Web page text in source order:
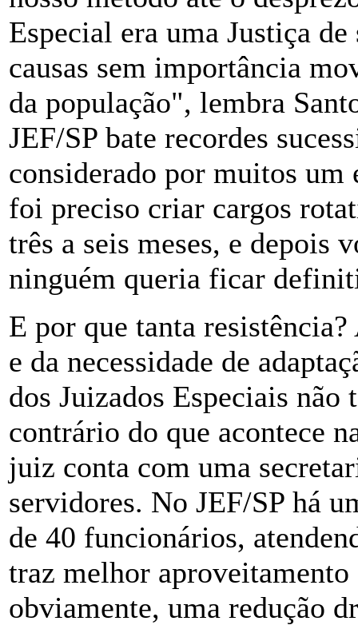
Especial era uma Justiça
causas sem importância
da população", lembra
JEF/SP bate recordes
considerado por muitos
foi preciso criar cargos
três a seis meses, e depois
ninguém queria ficar
E por que tanta
e da necessidade de
dos Juizados Especiais
contrário do que acontece
juiz conta com uma
servidores. No JEF/SP há
de 40 funcionários,
traz melhor aproveitamento
obviamente, uma redução